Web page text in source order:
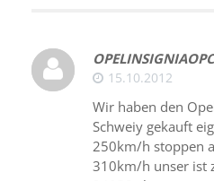
OPELINSIGNIAOPC
15.10.2012
Wir haben den
Schweiy gekauft
250km/h stoppen
310km/h unser ist